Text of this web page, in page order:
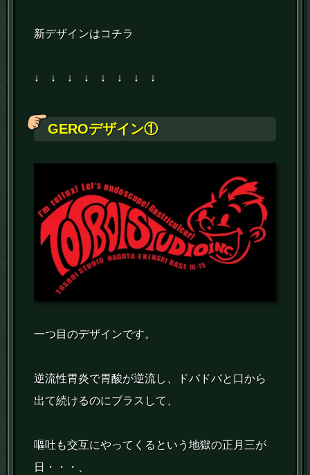
新デザインはコチラ
↓ ↓ ↓ ↓ ↓ ↓ ↓ ↓
GEROデザイン①
一つ目のデザインです。
逆流性胃炎で胃酸が逆流し、ドバドバと口から
出て続けるのにブラスして、
嘔吐も交互にやってくるという地獄の正月三が
日・・・、